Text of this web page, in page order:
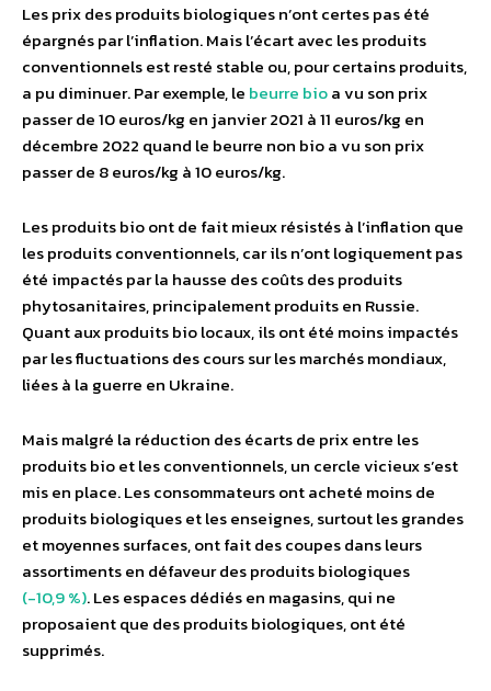
Les prix des produits biologiques n’ont certes pas été
épargnés par l’inflation. Mais l’écart avec les produits
conventionnels est resté stable ou, pour certains produits,
a pu diminuer. Par exemple, le beurre bioa vu son prix
passer de 10 euros/kg en janvier 2021 à 11 euros/kg en
décembre 2022 quand le beurre non bio a vu son prix
passer de 8 euros/kg à 10 euros/kg.
Les produits bio ont de fait mieux résistés à l’inflation que
les produits conventionnels, car ils n’ont logiquement pas
été impactés par la hausse des coûts des produits
phytosanitaires, principalement produits en Russie.
Quant aux produits bio locaux, ils ont été moins impactés
par les fluctuations des cours sur les marchés mondiaux,
liées à la guerre en Ukraine.
Mais malgré la réduction des écarts de prix entre les
produits bio et les conventionnels, un cercle vicieux s’est
mis en place. Les consommateurs ont acheté moins de
produits biologiques et les enseignes, surtout les grandes
et moyennes surfaces, ont fait des coupes dans leurs
assortiments en défaveur des produits biologiques
(-10,9 %). Les espaces dédiés en magasins, qui ne
proposaient que des produits biologiques, ont été
supprimés.